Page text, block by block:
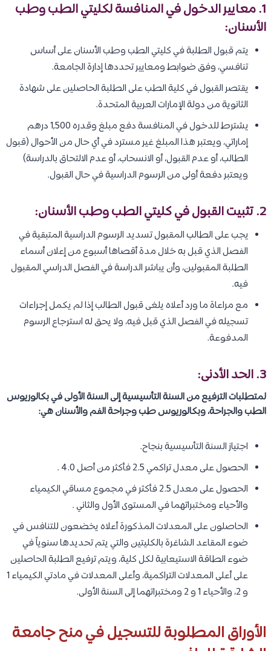
1. معايير الدخول في المنافسة لكليتي الطب وطب
الأسنان:
يتم قبول الطلبة في كليتي الطب وطب الأسنان على أساس
تنافسي، وفق ضوابط ومعايير تحددها إدارة الجامعة.
يقتصر القبول في كلية الطب على الطلبة الحاصلين على شهادة
الثانوية من دولة الإمارات العربية المتحدة.
يشترط للدخول في المنافسة دفع مبلغ وقدره 1,500 درهم
إماراتي، ويعتبر هذا المبلغ غير مسترد في أي حال من الأحوال (قبول
الطالب، أو عدم القبول، أو الانسحاب، أو عدم الالتحاق بالدراسة)
ويعتبر دفعة أولى من الرسوم الدراسية في حال القبول.
2. تثبيت القبول في كليتي الطب وطب الأسنان:
يجب على الطالب المقبول تسديد الرسوم الدراسية المتبقية في
الفصل الذي قبل به خلال مدة أقصاها أسبوع من إعلان أسماء
الطلبة المقبولين، وأن يباشر الدراسة في الفصل الدراسي المقبول
فيه.
مع مراعاة ما ورد أعلاه يلغى قبول الطالب إذا لم يكمل إجراءات
تسجيله في الفصل الذي قبل فيه، ولا يحق له استرجاع الرسوم
المدفوعة.
3. الحد الأدنى:
لمتطلبات الترفيع من السنة التأسيسية إلى السنة الأولى في بكالوريوس
الطب والجراحة، وبكالوريوس طب وجراحة الفم والأسنان هي:
اجتياز السنة التأسيسية بنجاح.
الحصول على معدل تراكمي 2.5 فأكثر من أصل 4.0 .
الحصول على معدل 2.5 فأكثر في مجموع مساقي الكيمياء
والأحياء ومختبراتهما في المستوى الأول والثاني .
الحاصلون على المعدلات المذكورة أعلاه يخضعون للتنافس في
ضوء المقاعد الشاغرة بالكليتين والتي يتم تحديدها سنوياً في
ضوء الطاقة الاستيعابية لكل كلية، ويتم ترفيع الطلبة الحاصلين
على أعلى المعدلات التراكمية، وأعلى المعدلات في مادتي الكيمياء 1
و 2، والأحياء 1 و 2 ومختبراتهما إلى السنة الأولى.
الأوراق المطلوبة للتسجيل في منح جامعة